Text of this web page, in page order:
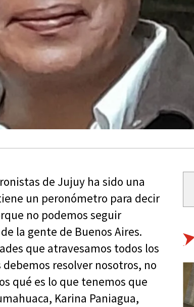
de Jujuy ha sido una
un peronómetro para decir
no podemos seguir
la gente de Buenos Aires.
que atravesamos todos los
resolver nosotros, no
qué es lo que tenemos que
Karina Paniagua,